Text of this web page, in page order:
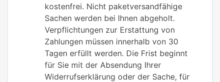
kostenfrei. Nicht paketversandfähige
Sachen werden bei Ihnen abgeholt.
Verpflichtungen zur Erstattung von
Zahlungen müssen innerhalb von 30
Tagen erfüllt werden. Die Frist beginnt
für Sie mit der Absendung Ihrer
Widerrufserklärung oder der Sache, für